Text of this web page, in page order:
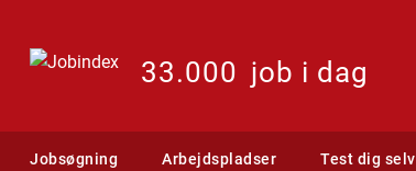
33.000 job i dag
Jobsøgning Arbejdspladser Test dig selv